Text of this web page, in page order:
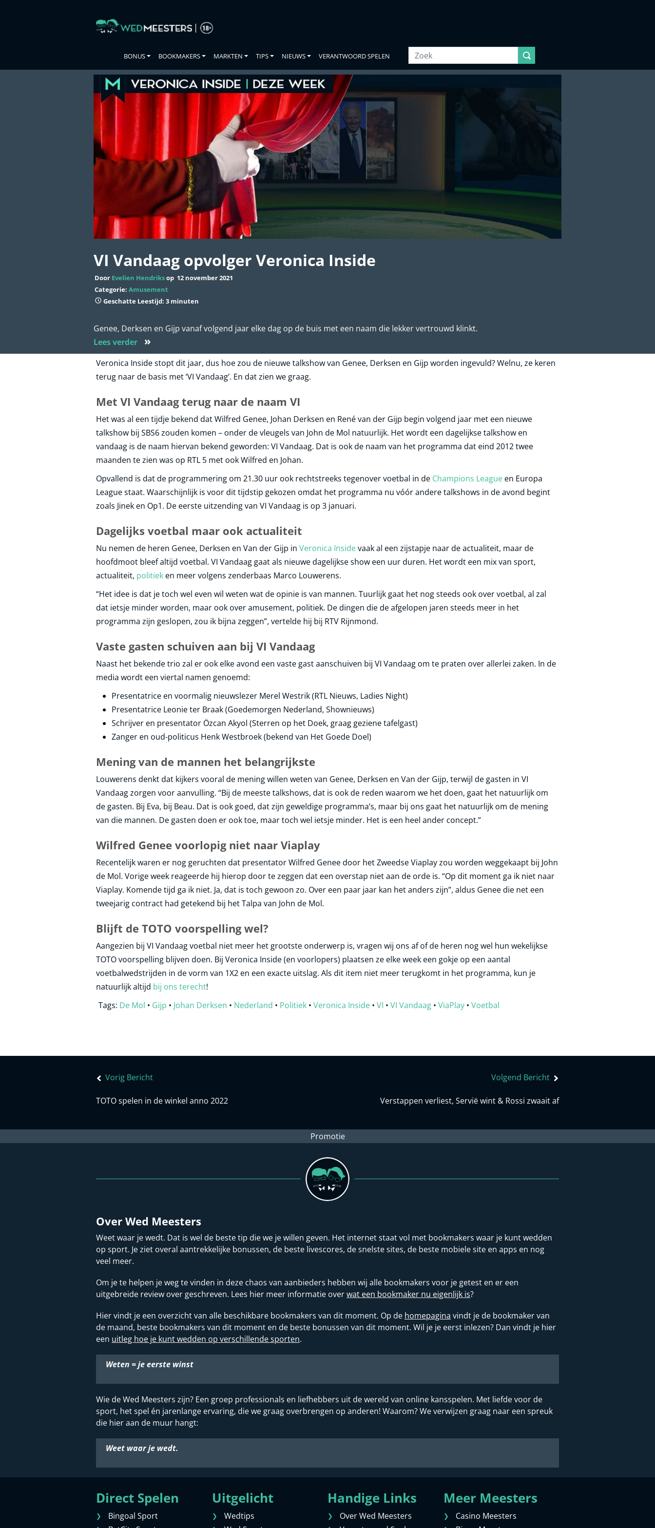
BONUS BOOKMAKERS MARKTEN TIPS NIEUWS VERANTWOORD SPELEN
VI Vandaag opvolger Veronica Inside
Door Evelien Hendriksop 12 november 2021
Categorie: Amusement
Geschatte Leestijd: 3 minuten
Genee, Derksen en Gijp vanaf volgend jaar elke dag op de buis met een naam die lekker vertrouwd klinkt.
Lees verder
»
Veronica Inside stopt dit jaar, dus hoe zou de nieuwe talkshow van Genee, Derksen en Gijp worden ingevuld? Welnu, ze keren
terug naar de basis met ‘VI Vandaag’. En dat zien we graag.
Met VI Vandaag terug naar de naam VI
Het was al een tijdje bekend dat Wilfred Genee, Johan Derksen en René van der Gijp begin volgend jaar met een nieuwe
talkshow bij SBS6 zouden komen – onder de vleugels van John de Mol natuurlijk. Het wordt een dagelijkse talkshow en
vandaag is de naam hiervan bekend geworden: VI Vandaag. Dat is ook de naam van het programma dat eind 2012 twee
maanden te zien was op RTL 5 met ook Wilfred en Johan.
Opvallend is dat de programmering om 21.30 uur ook rechtstreeks tegenover voetbal in de Champions League en Europa
League staat. Waarschijnlijk is voor dit tijdstip gekozen omdat het programma nu vóór andere talkshows in de avond begint
zoals Jinek en Op1. De eerste uitzending van VI Vandaag is op 3 januari.
Dagelijks voetbal maar ook actualiteit
Nu nemen de heren Genee, Derksen en Van der Gijp in Veronica Insidevaak al een zijstapje naar de actualiteit, maar de
hoofdmoot bleef altijd voetbal. VI Vandaag gaat als nieuwe dagelijkse show een uur duren. Het wordt een mix van sport,
actualiteit, politiek en meer volgens zenderbaas Marco Louwerens.
“Het idee is dat je toch wel even wil weten wat de opinie is van mannen. Tuurlijk gaat het nog steeds ook over voetbal, al zal
dat ietsje minder worden, maar ook over amusement, politiek. De dingen die de afgelopen jaren steeds meer in het
programma zijn geslopen, zou ik bijna zeggen”, vertelde hij bij RTV Rijnmond.
Vaste gasten schuiven aan bij VI Vandaag
Naast het bekende trio zal er ook elke avond een vaste gast aanschuiven bij VI Vandaag om te praten over allerlei zaken. In de
media wordt een viertal namen genoemd:
Presentatrice en voormalig nieuwslezer Merel Westrik (RTL Nieuws, Ladies Night)
Presentatrice Leonie ter Braak (Goedemorgen Nederland, Shownieuws)
Schrijver en presentator Özcan Akyol (Sterren op het Doek, graag geziene tafelgast)
Zanger en oud-politicus Henk Westbroek (bekend van Het Goede Doel)
Mening van de mannen het belangrijkste
Louwerens denkt dat kijkers vooral de mening willen weten van Genee, Derksen en Van der Gijp, terwijl de gasten in VI
Vandaag zorgen voor aanvulling. “Bij de meeste talkshows, dat is ook de reden waarom we het doen, gaat het natuurlijk om
de gasten. Bij Eva, bij Beau. Dat is ook goed, dat zijn geweldige programma’s, maar bij ons gaat het natuurlijk om de mening
van die mannen. De gasten doen er ook toe, maar toch wel ietsje minder. Het is een heel ander concept.”
Wilfred Genee voorlopig niet naar Viaplay
Recentelijk waren er nog geruchten dat presentator Wilfred Genee door het Zweedse Viaplay zou worden weggekaapt bij John
de Mol. Vorige week reageerde hij hierop door te zeggen dat een overstap niet aan de orde is. “Op dit moment ga ik niet naar
Viaplay. Komende tijd ga ik niet. Ja, dat is toch gewoon zo. Over een paar jaar kan het anders zijn”, aldus Genee die net een
tweejarig contract had getekend bij het Talpa van John de Mol.
Blijft de TOTO voorspelling wel?
Aangezien bij VI Vandaag voetbal niet meer het grootste onderwerp is, vragen wij ons af of de heren nog wel hun wekelijkse
TOTO voorspelling blijven doen. Bij Veronica Inside (en voorlopers) plaatsen ze elke week een gokje op een aantal
voetbalwedstrijden in de vorm van 1X2 en een exacte uitslag. Als dit item niet meer terugkomt in het programma, kun je
natuurlijk altijd bij ons terecht!
Tags: De Mol • Gijp • Johan Derksen • Nederland • Politiek • Veronica Inside • VI • VI Vandaag • ViaPlay • Voetbal
navigatie
Vorig Bericht
TOTO spelen in de winkel anno 2022
Volgend Bericht
Verstappen verliest, Servië wint & Rossi zwaait af
Promotie
Over Wed Meesters
Weet waar je wedt. Dat is wel de beste tip die we je willen geven. Het internet staat vol met bookmakers waar je kunt wedden
op sport. Je ziet overal aantrekkelijke bonussen, de beste livescores, de snelste sites, de beste mobiele site en apps en nog
veel meer.
Om je te helpen je weg te vinden in deze chaos van aanbieders hebben wij alle bookmakers voor je getest en er een
uitgebreide review over geschreven. Lees hier meer informatie overwat een bookmaker nu eigenlijk is?
Hier vindt je een overzicht van alle beschikbare bookmakers van dit moment. Op de homepagina vindt je de bookmaker van
de maand, beste bookmakers van dit moment en de beste bonussen van dit moment. Wil je je eerst inlezen? Dan vindt je hier
een uitleg hoe je kunt wedden op verschillende sporten.
Weten = je eerste winst
Wie de Wed Meesters zijn? Een groep professionals en liefhebbers uit de wereld van online kansspelen. Met liefde voor de
sport, het spel én jarenlange ervaring, die we graag overbrengen op anderen! Waarom? We verwijzen graag naar een spreuk
die hier aan de muur hangt:
Weet waar je wedt.
Direct Spelen
Bingoal Sport
Uitgelicht
Wedtips
Handige Links
Over Wed Meesters
Meer Meesters
Casino Meesters